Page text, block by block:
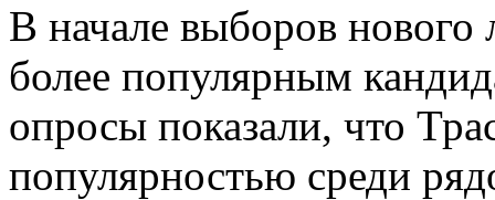
В начале выборов нового
более популярным
опросы показали, что
популярностью среди